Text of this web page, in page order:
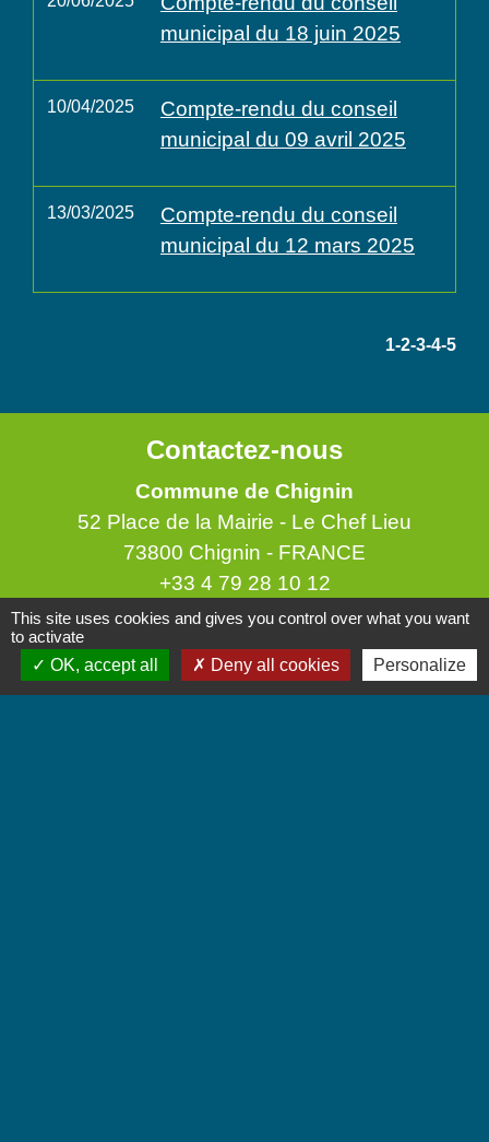
municipal du 18 juin 2025
10/04/2025
Compte-rendu du conseil
municipal du 09 avril 2025
13/03/2025
Compte-rendu du conseil
municipal du 12 mars 2025
1-2-3-4-5
Contactez-nous
Commune de Chignin
52 Place de la Mairie - Le Chef Lieu
73800 Chignin - FRANCE
+33 4 79 28 10 12
Contact par formulaire
Accueil du public
This site uses cookies and gives you control over what you want
to activate
OK, accept all
Deny all cookies Personalize